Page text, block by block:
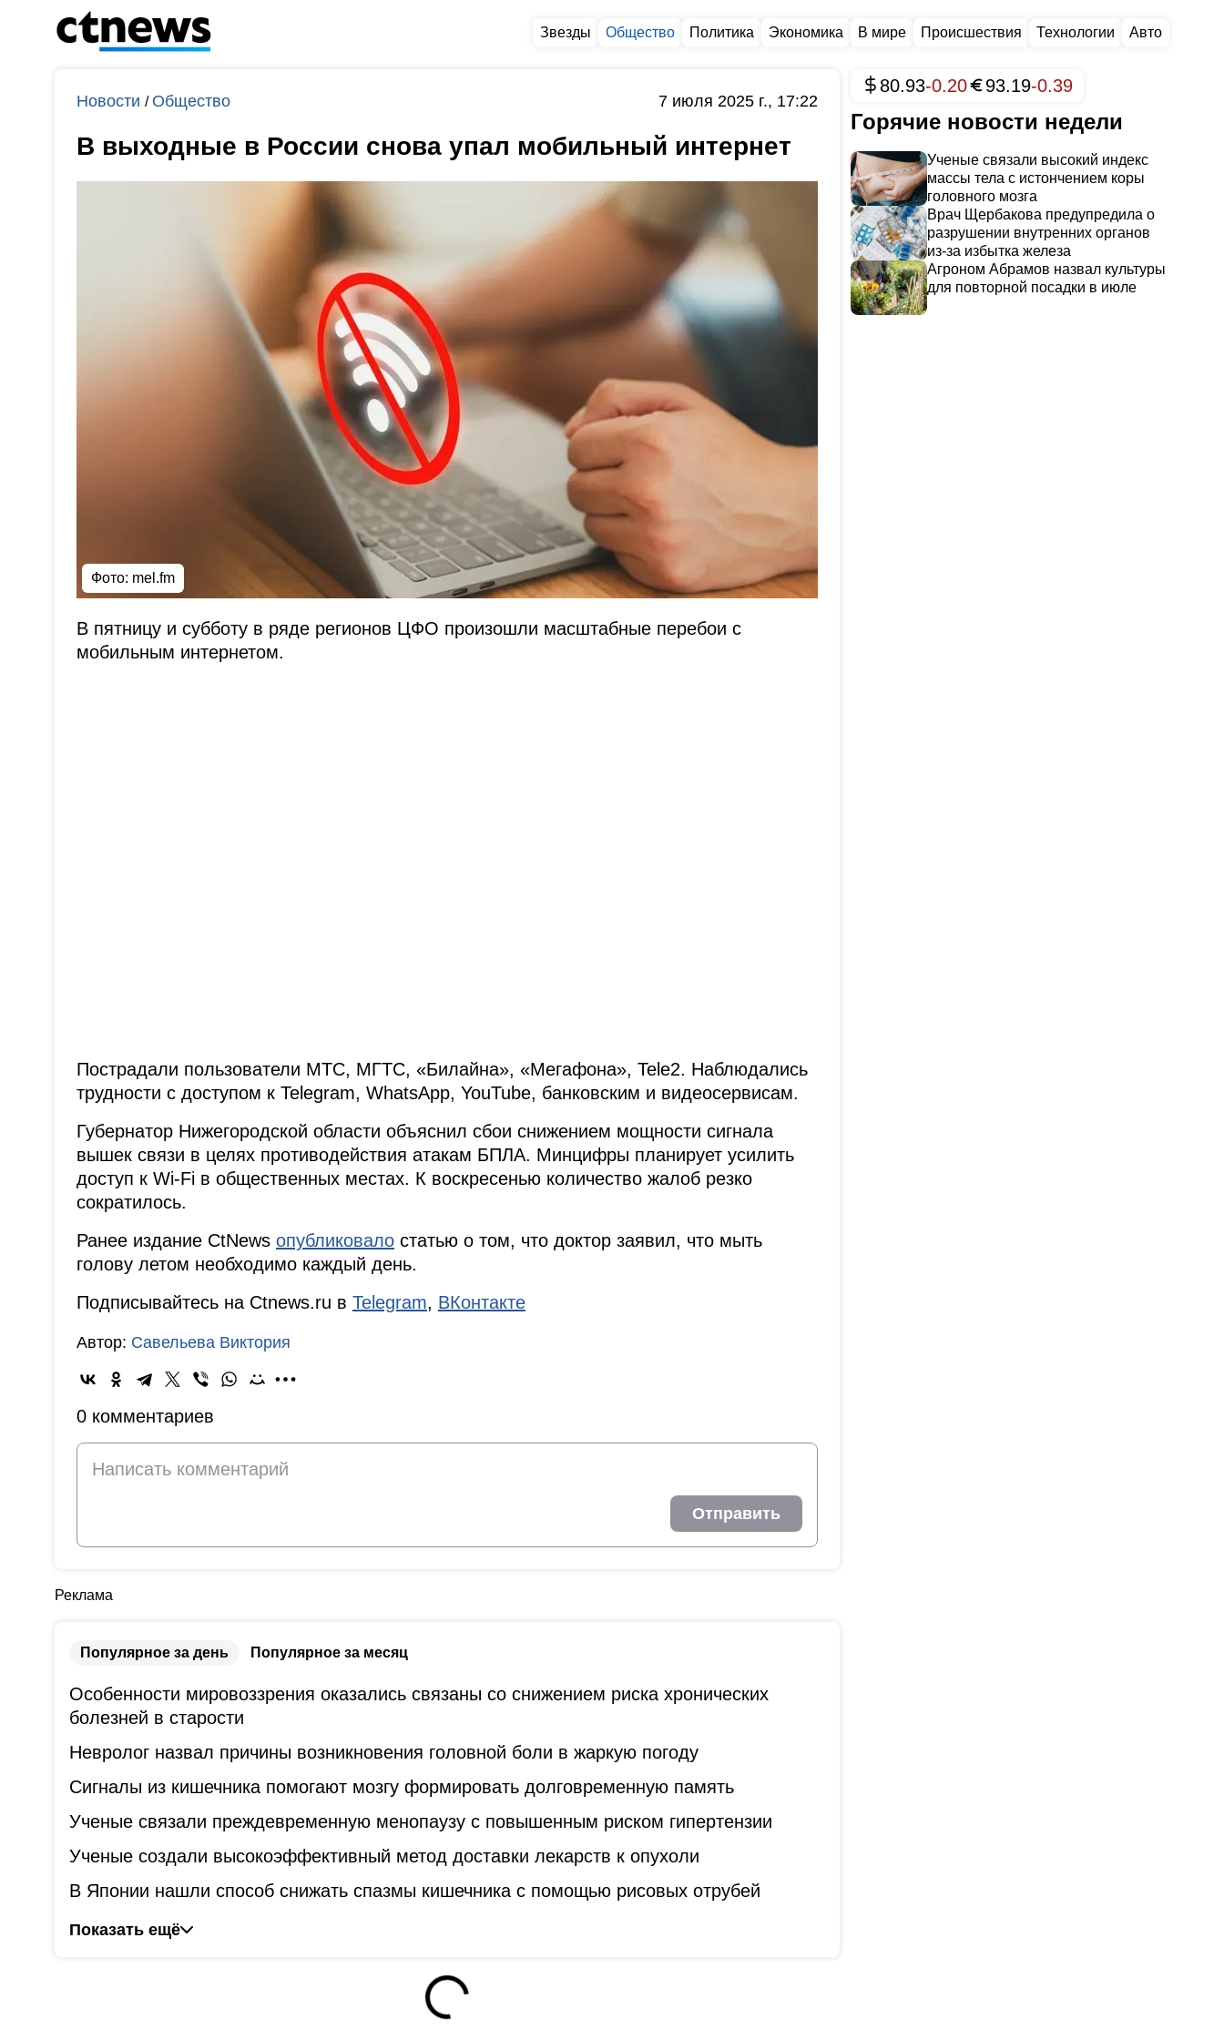
Звезды Общество Политика Экономика В мире Происшествия Технологии Авто
Новости /Общество 7 июля 2025 г., 17:22
В выходные в России снова упал мобильный интернет
Фото: mel.fm
В пятницу и субботу в ряде регионов ЦФО произошли масштабные перебои с
мобильным интернетом.
Пострадали пользователи МТС, МГТС, «Билайна», «Мегафона», Tele2. Наблюдались
трудности с доступом к Telegram, WhatsApp, YouTube, банковским и видеосервисам.
Губернатор Нижегородской области объяснил сбои снижением мощности сигнала
вышек связи в целях противодействия атакам БПЛА. Минцифры планирует усилить
доступ к Wi-Fi в общественных местах. К воскресенью количество жалоб резко
сократилось.
Ранее издание CtNews опубликовало статью о том, что доктор заявил, что мыть
голову летом необходимо каждый день.
Подписывайтесь на Ctnews.ru в Telegram, ВКонтакте
Автор: Савельева Виктория
0 комментариев
Отправить
Реклама
Популярное за день Популярное за месяц
Особенности мировоззрения оказались связаны со снижением риска хронических
болезней в старости
Невролог назвал причины возникновения головной боли в жаркую погоду
Сигналы из кишечника помогают мозгу формировать долговременную память
Ученые связали преждевременную менопаузу с повышенным риском гипертензии
Ученые создали высокоэффективный метод доставки лекарств к опухоли
В Японии нашли способ снижать спазмы кишечника с помощью рисовых отрубей
Показать ещё
80.93-0.20 93.19-0.39
Горячие новости недели
Ученые связали высокий индекс
массы тела с истончением коры
головного мозга
Врач Щербакова предупредила о
разрушении внутренних органов
из-за избытка железа
Агроном Абрамов назвал культуры
для повторной посадки в июле